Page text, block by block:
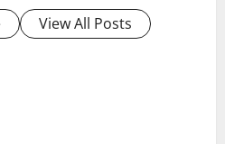
View All Posts